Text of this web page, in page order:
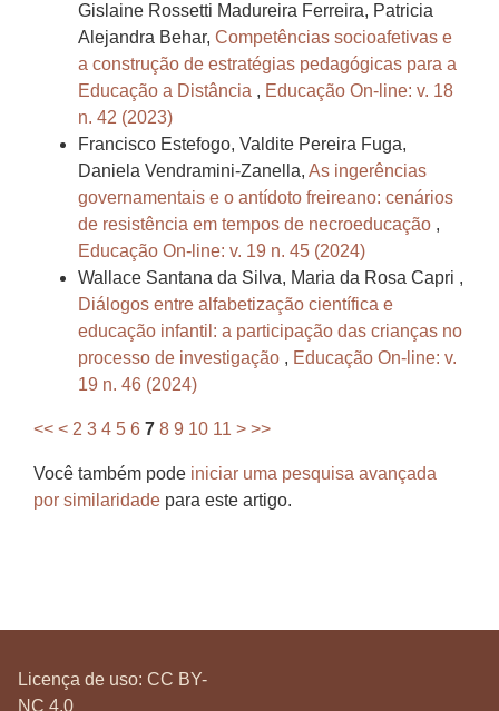
Gislaine Rossetti Madureira Ferreira, Patricia
Alejandra Behar, Competências socioafetivas e
a construção de estratégias pedagógicas para a
Educação a Distância , Educação On-line: v. 18
n. 42 (2023)
Francisco Estefogo, Valdite Pereira Fuga,
Daniela Vendramini-Zanella, As ingerências
governamentais e o antídoto freireano: cenários
de resistência em tempos de necroeducação ,
Educação On-line: v. 19 n. 45 (2024)
Wallace Santana da Silva, Maria da Rosa Capri ,
Diálogos entre alfabetização científica e
educação infantil: a participação das crianças no
processo de investigação , Educação On-line: v.
19 n. 46 (2024)
<< < 2 3 4 5 6 7 8 9 10 11 > >>
Você também pode iniciar uma pesquisa avançada
por similaridade para este artigo.
Licença de uso: CC BY-
NC 4.0